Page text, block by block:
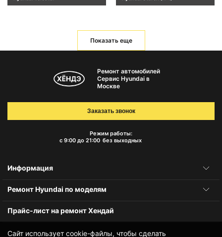
Показать еще
Сайт использует cookie-файлы, чтобы сделать
Ремонт автомобилей
Сервис Hyundai в
Москве
Режим работы:
с 9:00 до 21:00 без выходных
Заказать звонок
Информация
Ремонт Hyundai по моделям
Прайс-лист на ремонт Хендай